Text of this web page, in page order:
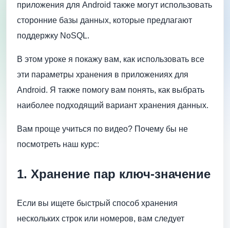
приложения для Android также могут использовать
сторонние базы данных, которые предлагают
поддержку NoSQL.
В этом уроке я покажу вам, как использовать все
эти параметры хранения в приложениях для
Android. Я также помогу вам понять, как выбрать
наиболее подходящий вариант хранения данных.
Вам проще учиться по видео? Почему бы не
посмотреть наш курс:
1. Хранение пар ключ-значение
Если вы ищете быстрый способ хранения
нескольких строк или номеров, вам следует